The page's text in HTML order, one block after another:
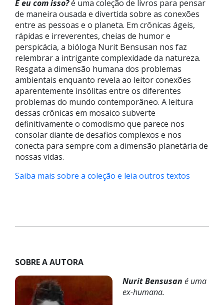
E eu com isso?é uma coleção de livros para pensar
de maneira ousada e divertida sobre as conexões
entre as pessoas e o planeta. Em crônicas ágeis,
rápidas e irreverentes, cheias de humor e
perspicácia, a bióloga Nurit Bensusan nos faz
relembrar a intrigante complexidade da natureza.
Resgata a dimensão humana dos problemas
ambientais enquanto revela ao leitor conexões
aparentemente insólitas entre os diferentes
problemas do mundo contemporâneo. A leitura
dessas crônicas em mosaico subverte
definitivamente o comodismo que parece nos
consolar diante de desafios complexos e nos
conecta para sempre com a dimensão planetária de
nossas vidas.
Saiba mais sobre a coleção e leia outros textos
SOBRE A AUTORA
Nurit Bensusan é uma
ex-humana.